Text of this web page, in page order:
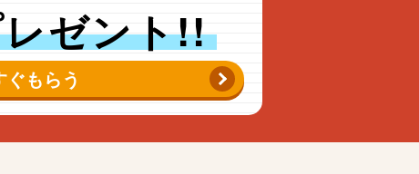
ゼント!!
ぐもらう